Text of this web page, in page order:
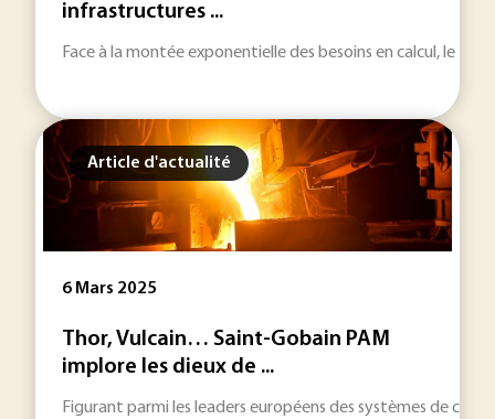
infrastructures ...
Face à la montée exponentielle des besoins en calcul, le
Article d'actualité
6 Mars 2025
Thor, Vulcain… Saint-Gobain PAM
implore les dieux de ...
Figurant parmi les leaders européens des systèmes de